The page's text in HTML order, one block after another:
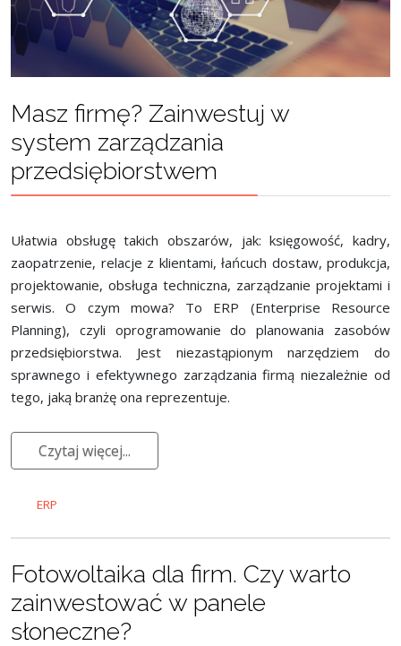
Masz firmę? Zainwestuj w
system zarządzania
przedsiębiorstwem
Ułatwia obsługę takich obszarów, jak: księgowość, kadry,
zaopatrzenie, relacje z klientami, łańcuch dostaw, produkcja,
projektowanie, obsługa techniczna, zarządzanie projektami i
serwis. O czym mowa? To ERP (Enterprise Resource
Planning), czyli oprogramowanie do planowania zasobów
przedsiębiorstwa. Jest niezastąpionym narzędziem do
sprawnego i efektywnego zarządzania firmą niezależnie od
tego, jaką branżę ona reprezentuje.
Czytaj więcej...
ERP
Fotowoltaika dla firm. Czy warto
zainwestować w panele
słoneczne?